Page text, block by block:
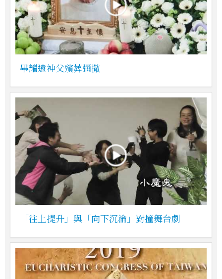
畢耀遠神父殯葬彌撒
「往上提升」與「向下沉淪」對撞舞台劇